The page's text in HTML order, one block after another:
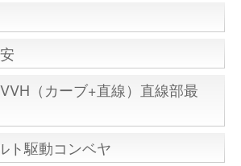
（カーブ+直線）直線部最
駆動コンベヤ